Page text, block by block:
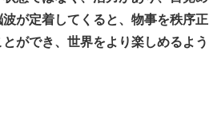
が定着してくると、物事を秩序正
ができ、世界をより楽しめるよう